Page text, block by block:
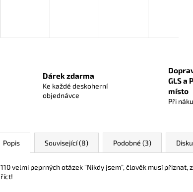
Dárek zdarma
Ke každé deskoherní
objednávce
GLS a
místo
Při
Popis Související (8) Podobné (3)
110 velmi peprných otázek “Nikdy jsem”, člověk musí
říct!